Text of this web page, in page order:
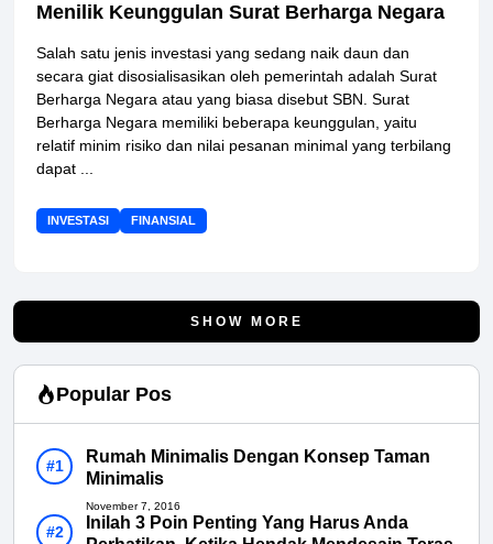
Menilik Keunggulan Surat Berharga Negara
Salah satu jenis investasi yang sedang naik daun dan
secara giat disosialisasikan oleh pemerintah adalah Surat
Berharga Negara atau yang biasa disebut SBN. Surat
Berharga Negara memiliki beberapa keunggulan, yaitu
relatif minim risiko dan nilai pesanan minimal yang terbilang
dapat ...
INVESTASI FINANSIAL
SHOW MORE
Popular Pos
Rumah Minimalis Dengan Konsep Taman
Minimalis
November 7, 2016
Inilah 3 Poin Penting Yang Harus Anda